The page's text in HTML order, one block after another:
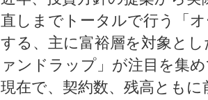
直しまでトータルで行う「
する、主に富裕層を対象と
ァンドラップ」が注目を集
現在で、契約数、残高とも